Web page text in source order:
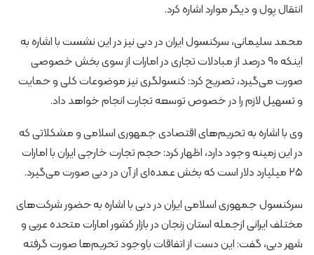
انتقال پول و دیگر موارد اشاره کرد.
محمد سلیمانی، سرکنسول ایران در دبی نیز در این نشست با اشاره به
اینکه ۹۰ درصد از مبادلات تجاری در امارات از سوی بخش خصوصی
صورت می‌گیرد، تصریح کرد: کنسولگری نیز موضوعات کلی و حمایت
و تسهیل لازم را در خصوص توسعه تجارت انجام خواهد داد.
وی با اشاره به تحریم‌های اقتصادی جمهوری اسلامی و مشکلاتی که
در این زمینه وجود دارد، اظهار کرد: حجم تجارت خارجی ایران با امارات
۲۵ میلیارد دلار است که بخش عمده‌ای از آن در دبی صورت می‌گیرد.
سرکنسول جمهوری اسلامی ایران در دبی با اشاره به حضور شرکت‌های
مختلف ایرانی ازجمله استان زنجان در بازار کشور امارات متحده عربی و
شهر دبی، گفت: این دست از اتفاقات باوجود تحریم‌ها صورت گرفته